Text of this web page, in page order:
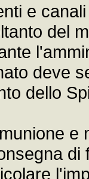
e
del
deve
dello